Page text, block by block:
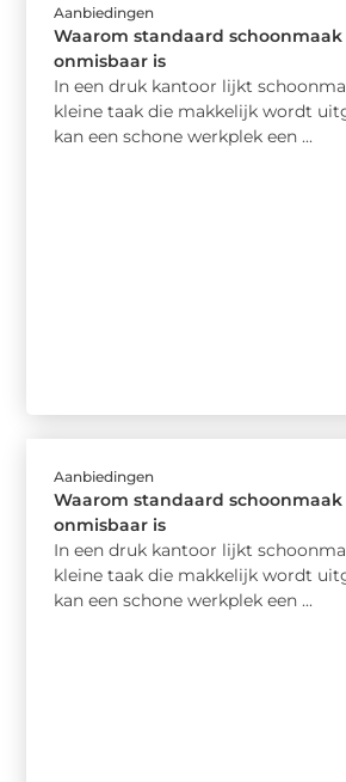
Aanbiedingen
Waarom standaard
onmisbaar is
In een druk kantoor lijkt
kleine taak die makkelijk wordt
kan een schone werkplek een ...
Aanbiedingen
Waarom standaard
onmisbaar is
In een druk kantoor lijkt
kleine taak die makkelijk wordt
kan een schone werkplek een ...